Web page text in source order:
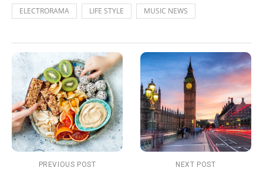
ELECTRORAMA
LIFE STYLE MUSIC NEWS
PREVIOUS POST NEXT POST